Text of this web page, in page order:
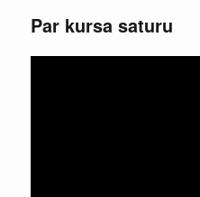
Par kursa saturu